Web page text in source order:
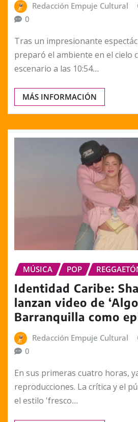
Redacción Empuje Cultural
0
Tras un impresionante
preparó el ambiente en el cielo
escenario a las 10:54…
MÁS INFORMACIÓN
MÚSICA POP
Identidad Caribe:
lanzan video de
Barranquilla como
Redacción Empuje Cultural
0
En sus primeras cuatro horas,
reproducciones. La crítica y el
el estilo 'fresco…